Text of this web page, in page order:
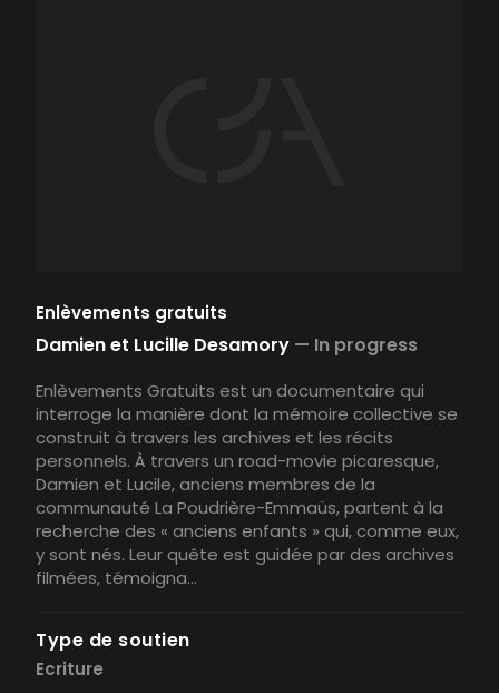
Enlèvements gratuits
Damien et Lucille Desamory — In progress
Enlèvements Gratuits est un documentaire qui
interroge la manière dont la mémoire collective se
construit à travers les archives et les récits
personnels. À travers un road-movie picaresque,
Damien et Lucile, anciens membres de la
communauté La Poudrière-Emmaüs, partent à la
recherche des « anciens enfants » qui, comme eux,
y sont nés. Leur quête est guidée par des archives
filmées, témoigna...
Type de soutien
Ecriture